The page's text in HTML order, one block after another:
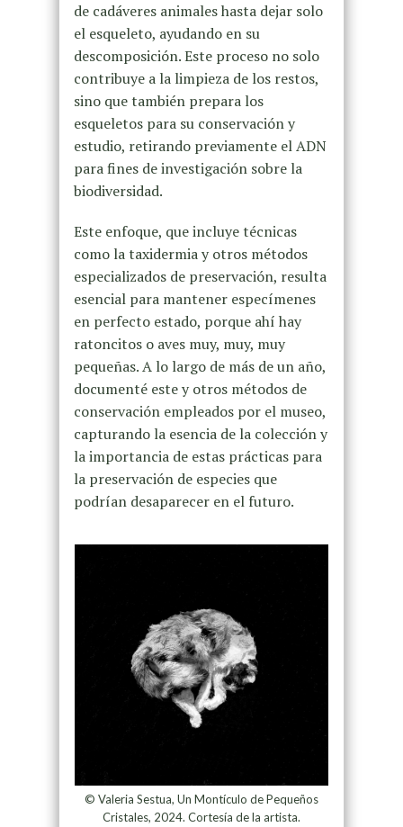
de cadáveres animales hasta dejar solo
el esqueleto, ayudando en su
descomposición. Este proceso no solo
contribuye a la limpieza de los restos,
sino que también prepara los
esqueletos para su conservación y
estudio, retirando previamente el ADN
para fines de investigación sobre la
biodiversidad.
Este enfoque, que incluye técnicas
como la taxidermia y otros métodos
especializados de preservación, resulta
esencial para mantener especímenes
en perfecto estado, porque ahí hay
ratoncitos o aves muy, muy, muy
pequeñas. A lo largo de más de un año,
documenté este y otros métodos de
conservación empleados por el museo,
capturando la esencia de la colección y
la importancia de estas prácticas para
la preservación de especies que
podrían desaparecer en el futuro.
© Valeria Sestua, Un Montículo de Pequeños
Cristales, 2024. Cortesía de la artista.